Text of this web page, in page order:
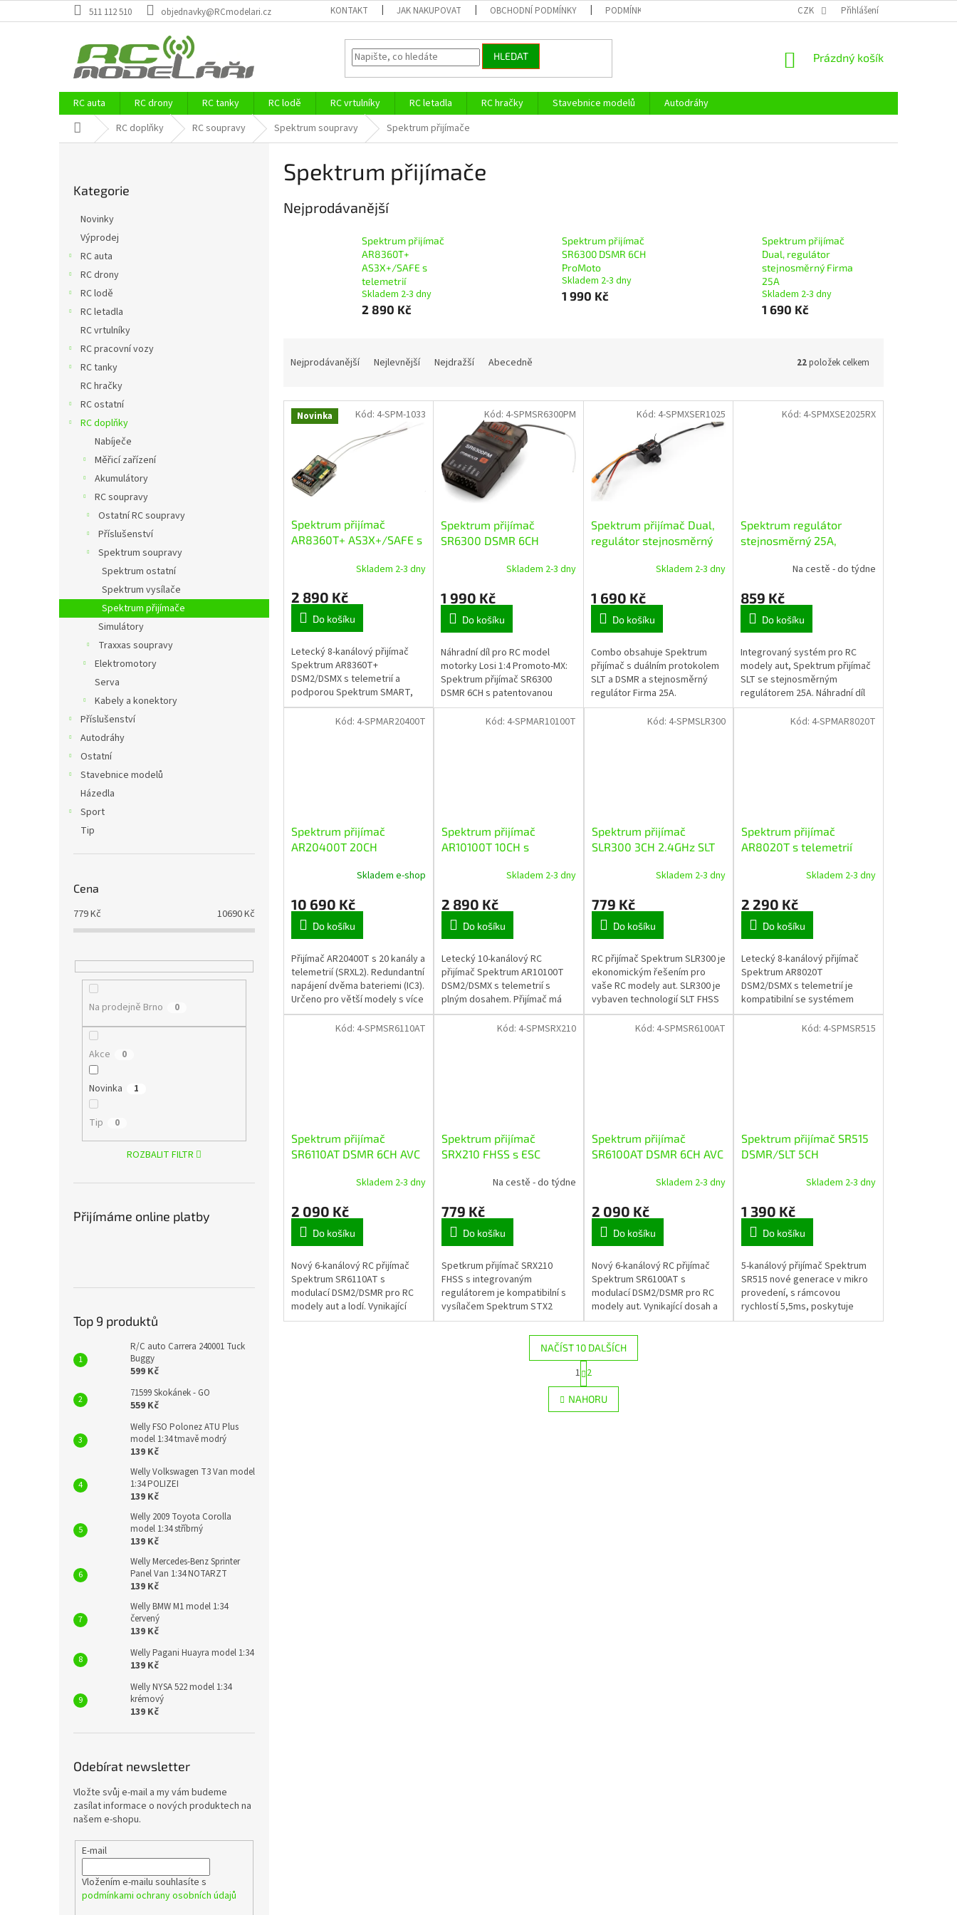
na
511 112 510 objednavky@RCmodelari.cz KONTAKT JAK NAKUPOVAT OBCHODNÍ PODMÍNKY PODMÍNKY OCHRANY OSOBNÍCH ÚDAJŮ CENÍK DOPRAVY
CZK Přihlášení
HLEDAT
NÁKUPNÍ
Prázdný košík
RC auta RC drony RC tanky RC lodě RC vrtulníky RC letadla RC hračky Stavebnice modelů
Autodráhy
Domů RC doplňky RC soupravy Spektrum soupravy Spektrum přijímače
kategorie
Kategorie
Novinky
Výprodej
RC auta
RC drony
RC lodě
RC letadla
RC vrtulníky
RC pracovní vozy
RC tanky
RC hračky
RC ostatní
RC doplňky
Nabíječe
Měřicí zařízení
Akumulátory
RC soupravy
Ostatní RC soupravy
Příslušenství
Spektrum soupravy
Spektrum ostatní
Spektrum vysílače
Spektrum přijímače
Simulátory
Traxxas soupravy
Elektromotory
Serva
Kabely a konektory
Příslušenství
Autodráhy
Ostatní
Stavebnice modelů
Házedla
Sport
Tip
Cena
779Kč 10690Kč
Na prodejně Brno 0
Akce 0
Novinka 1
Tip 0
ROZBALIT FILTR
Přijímáme online platby
Top 9 produktů
R/C auto Carrera 240001 Tuck
Buggy
599 Kč
71599 Skokánek - GO
559 Kč
Welly FSO Polonez ATU Plus
model 1:34 tmavě modrý
139 Kč
Welly Volkswagen T3 Van model
1:34 POLIZEI
139 Kč
Welly 2009 Toyota Corolla
model 1:34 stříbrný
139 Kč
Welly Mercedes-Benz Sprinter
Panel Van 1:34 NOTARZT
139 Kč
Welly BMW M1 model 1:34
červený
139 Kč
Welly Pagani Huayra model 1:34
139 Kč
Welly NYSA 522 model 1:34
krémový
139 Kč
Odebírat newsletter
Vložte svůj e-mail a my vám budeme
zasílat informace o nových produktech na
našem e-shopu.
E-mail
Vložením e-mailu souhlasíte s
podmínkami ochrany osobních údajů
Spektrum přijímače
Nejprodávanější
Spektrum přijímač
AR8360T+
AS3X+/SAFE s
telemetrií
Skladem 2-3 dny
2 890 Kč
Spektrum přijímač
SR6300 DSMR 6CH
ProMoto
Skladem 2-3 dny
1 990 Kč
Spektrum přijímač
Dual, regulátor
stejnosměrný Firma
25A
Skladem 2-3 dny
1 690 Kč
Nejprodávanější Nejlevnější Nejdražší Abecedně 22položek celkem
Novinka
Spektrum přijímač
AR8360T+ AS3X+/SAFE s
Skladem 2-3 dny
2 890 Kč
Do košíku
Letecký 8-kanálový přijímač
Spektrum AR8360T+
DSM2/DSMX s telemetrií a
podporou Spektrum SMART,
má 3-osé gyro, novou
stabilizaci AS3X+ a funkci SAFE.
Kód: 4-SPM-1033
Spektrum přijímač
SR6300 DSMR 6CH
Skladem 2-3 dny
1 990 Kč
Do košíku
Náhradní díl pro RC model
motorky Losi 1:4 Promoto-MX:
Spektrum přijímač SR6300
DSMR 6CH s patentovanou
technologií Spektrum MS6X.
Kód: 4-SPMSR6300PM
Spektrum přijímač Dual,
regulátor stejnosměrný
Skladem 2-3 dny
1 690 Kč
Do košíku
Combo obsahuje Spektrum
přijímač s duálním protokolem
SLT a DSMR a stejnosměrný
regulátor Firma 25A.
Telemetrická data baterie a
regulátoru snadno a v reálném
Kód: 4-SPMXSER1025
Spektrum regulátor
stejnosměrný 25A,
Na cestě - do týdne
859 Kč
Do košíku
Integrovaný systém pro RC
modely aut, Spektrum přijímač
SLT se stejnosměrným
regulátorem 25A. Náhradní díl
pro Losi Mini JRX2. Jednoduché
nastavení zkratovací propojkou
Kód: 4-SPMXSE2025RX
Spektrum přijímač
AR20400T 20CH
Skladem e-shop
10 690 Kč
Do košíku
Přijímač AR20400T s 20 kanály a
telemetrií (SRXL2). Redundantní
napájení dvěma bateriemi (IC3).
Určeno pro větší modely s více
servy s vysokým proudovým
zatížením až 35A. Micro...
Kód: 4-SPMAR20400T
Spektrum přijímač
AR10100T 10CH s
Skladem 2-3 dny
2 890 Kč
Do košíku
Letecký 10-kanálový RC
přijímač Spektrum AR10100T
DSM2/DSMX s telemetrií s
plným dosahem. Přijímač má
integrovaný barometrický
snímač měřicí výšku a vario.
Kód: 4-SPMAR10100T
Spektrum přijímač
SLR300 3CH 2.4GHz SLT
Skladem 2-3 dny
779 Kč
Do košíku
RC přijímač Spektrum SLR300 je
ekonomickým řešením pro
vaše RC modely aut. SLR300 je
vybaven technologií SLT FHSS
2,4GHz, odolnou proti rušení,
která je navržena pro vysílač...
Kód: 4-SPMSLR300
Spektrum přijímač
AR8020T s telemetrií
Skladem 2-3 dny
2 290 Kč
Do košíku
Letecký 8-kanálový přijímač
Spektrum AR8020T
DSM2/DSMX s telemetrií je
kompatibilní se systémem
Spektrum SMART. Přijímač má
integrovaný barometrický
Kód: 4-SPMAR8020T
Spektrum přijímač
SR6110AT DSMR 6CH AVC
Skladem 2-3 dny
2 090 Kč
Do košíku
Nový 6-kanálový RC přijímač
Spektrum SR6110AT s
modulací DSM2/DSMR pro RC
modely aut a lodí. Vynikající
dosah a odezva, nastavitelná
Kód: 4-SPMSR6110AT
Spektrum přijímač
SRX210 FHSS s ESC
Na cestě - do týdne
779 Kč
Do košíku
Spetkrum přijímač SRX210
FHSS s integrovaným
regulátorem je kompatibilní s
vysílačem Spektrum STX2
FHSS, SRX200.
Kód: 4-SPMSRX210
Spektrum přijímač
SR6100AT DSMR 6CH AVC
Skladem 2-3 dny
2 090 Kč
Do košíku
Nový 6-kanálový RC přijímač
Spektrum SR6100AT s
modulací DSM2/DSMR pro RC
modely aut. Vynikající dosah a
odezva, nastavitelná
stabilizace Spektrum AVC, plný
dosah telemetrie....
Kód: 4-SPMSR6100AT
Spektrum přijímač SR515
DSMR/SLT 5CH
Skladem 2-3 dny
1 390 Kč
Do košíku
5-kanálový přijímač Spektrum
SR515 nové generace v mikro
provedení, s rámcovou
rychlostí 5,5ms, poskytuje
rychlejší připojení s nízkým
Kód: 4-SPMSR515
O
v
l
NAČÍST 10 DALŠÍCH
S
t
r
á
n
1 2
NAHORU